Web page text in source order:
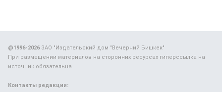
@1996-2026ЗАО "Издательский дом "Вечерний Бишкек"
При размещении материалов на сторонних ресурсах гиперссылка на
источник обязательна.
Контакты редакции: